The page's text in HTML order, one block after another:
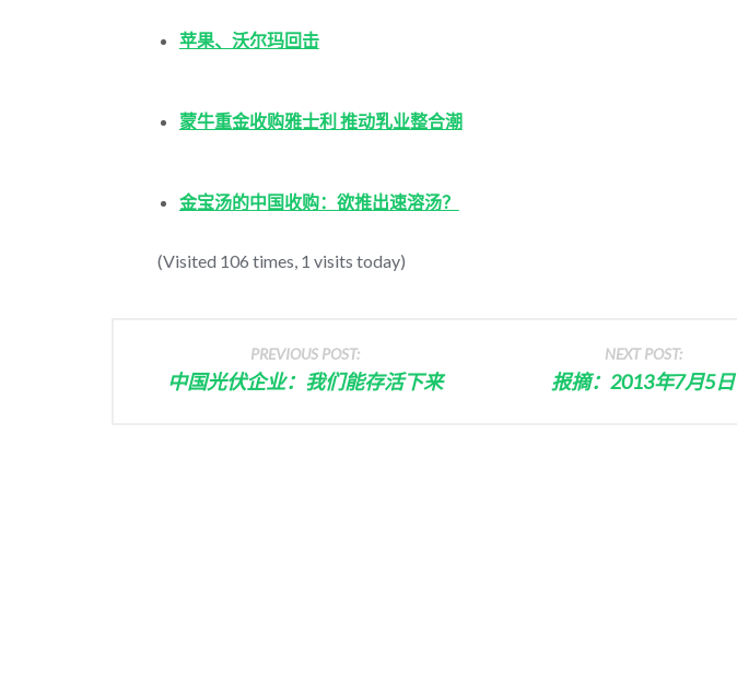
苹果、沃尔玛回击
蒙牛重金收购雅士利 推动乳业整合潮
金宝汤的中国收购：欲推出速溶汤？
(Visited 106 times, 1 visits today)
PREVIOUS POST:
中国光伏企业：我们能存活下来
NEXT POST:
报摘：2013年7月5日